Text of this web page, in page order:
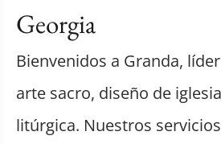
Georgia
Bienvenidos a Granda,
arte sacro, diseño de
litúrgica. Nuestros